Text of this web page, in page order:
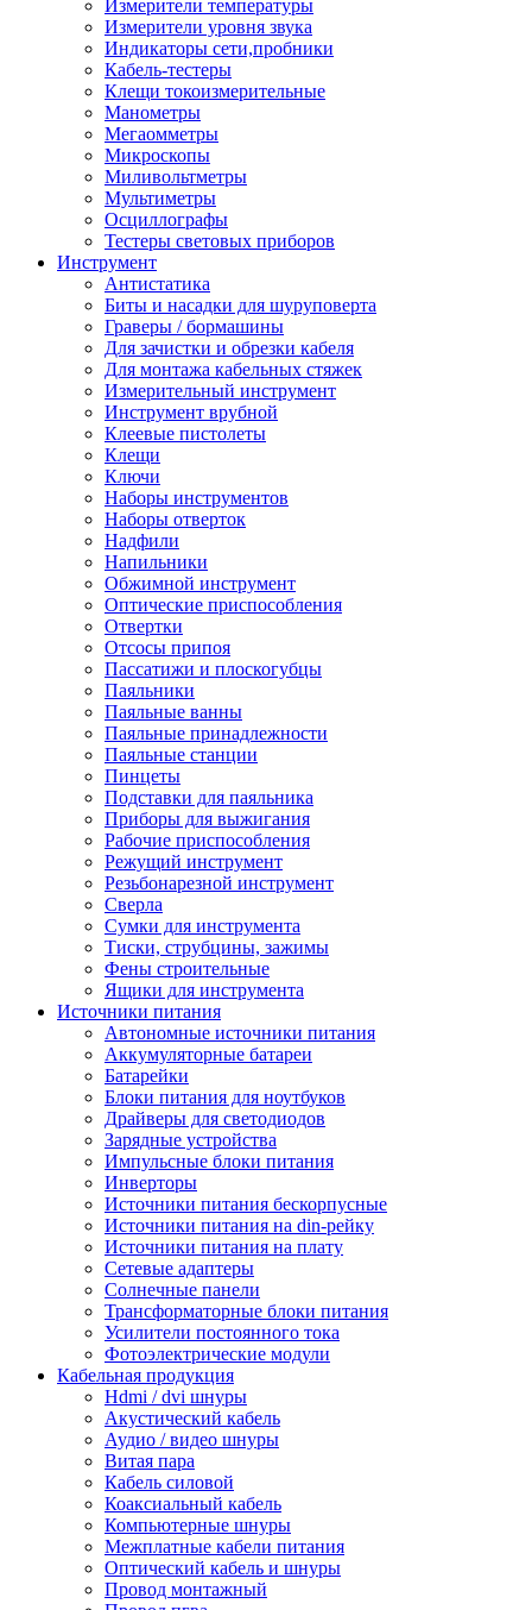
Измерители температуры
Измерители уровня звука
Индикаторы сети,пробники
Кабель-тестеры
Клещи токоизмерительные
Манометры
Мегаомметры
Микроскопы
Миливольтметры
Мультиметры
Осциллографы
Тестеры световых приборов
Инструмент
Антистатика
Биты и насадки для шуруповерта
Граверы / бормашины
Для зачистки и обрезки кабеля
Для монтажа кабельных стяжек
Измерительный инструмент
Инструмент врубной
Клеевые пистолеты
Клещи
Ключи
Наборы инструментов
Наборы отверток
Надфили
Напильники
Обжимной инструмент
Оптические приспособления
Отвертки
Отсосы припоя
Пассатижи и плоскогубцы
Паяльники
Паяльные ванны
Паяльные принадлежности
Паяльные станции
Пинцеты
Подставки для паяльника
Приборы для выжигания
Рабочие приспособления
Режущий инструмент
Резьбонарезной инструмент
Сверла
Сумки для инструмента
Тиски, струбцины, зажимы
Фены строительные
Ящики для инструмента
Источники питания
Автономные источники питания
Аккумуляторные батареи
Батарейки
Блоки питания для ноутбуков
Драйверы для светодиодов
Зарядные устройства
Импульсные блоки питания
Инверторы
Источники питания бескорпусные
Источники питания на din-рейку
Источники питания на плату
Сетевые адаптеры
Солнечные панели
Трансформаторные блоки питания
Усилители постоянного тока
Фотоэлектрические модули
Кабельная продукция
Hdmi / dvi шнуры
Акустический кабель
Аудио / видео шнуры
Витая пара
Кабель силовой
Коаксиальный кабель
Компьютерные шнуры
Межплатные кабели питания
Оптический кабель и шнуры
Провод монтажный